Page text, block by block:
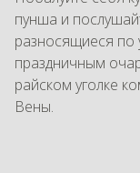
пунша и
разносящиеся по
праздничным
райском уголке
Вены.